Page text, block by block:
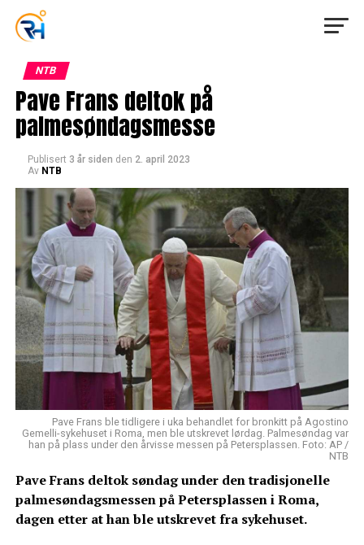
NTB
Pave Frans deltok på
palmesøndagsmesse
Publisert 3 år siden den 2. april 2023
Av NTB
Pave Frans ble tidligere i uka behandlet for bronkitt på Agostino
Gemelli-sykehuset i Roma, men ble utskrevet lørdag. Palmesøndag var
han på plass under den årvisse messen på Petersplassen. Foto: AP /
NTB
Pave Frans deltok søndag under den tradisjonelle
palmesøndagsmessen på Petersplassen i Roma,
dagen etter at han ble utskrevet fra sykehuset.